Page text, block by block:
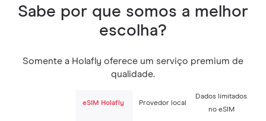
Sabe por que somos a melhor
escolha?
Somente a Holafly oferece um serviço premium de
qualidade.
eSIM Holafly Provedor local
Dados limitados
no eSIM